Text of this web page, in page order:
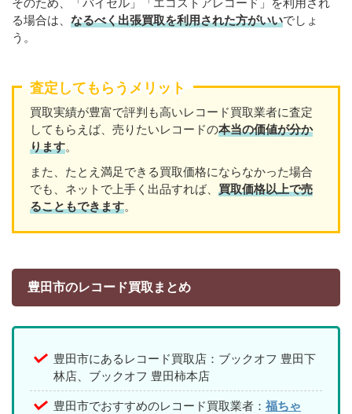
る場合は、 なるべく出張買取を利用された方がいいでしょ
う。
査定してもらうメリット
買取実績が豊富で評判も高いレコード買取業者に査定
してもらえば、売りたいレコードの本当の価値が分か
ります。
また、たとえ満足できる買取価格にならなかった場合
でも、ネットで上手く出品すれば、 買取価格以上で売
ることもできます。
豊田市のレコード買取まとめ
豊田市にあるレコード買取店：ブックオフ 豊田下
林店、ブックオフ 豊田柿本店
豊田市でおすすめのレコード買取業者： 福ちゃ